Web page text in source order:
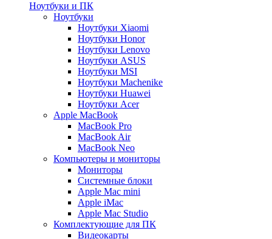
Ноутбуки и ПК
Ноутбуки
Ноутбуки Xiaomi
Ноутбуки Honor
Ноутбуки Lenovo
Ноутбуки ASUS
Ноутбуки MSI
Ноутбуки Machenike
Ноутбуки Huawei
Ноутбуки Acer
Apple MacBook
MacBook Pro
MacBook Air
MacBook Neo
Компьютеры и мониторы
Мониторы
Системные блоки
Apple Mac mini
Apple iMac
Apple Mac Studio
Комплектующие для ПК
Видеокарты